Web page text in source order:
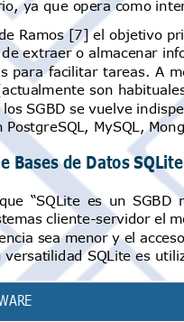
ya que opera como
Ramos [7] el objetivo
extraer o almacenar
parafacilitar tareas. A
son
SGBD se vuelve
PostgreSQL, MySQL,
Bases de Datos SQ
“SQLite es un SGBD
cliente-servidor el
sea menor y el
versatilidad SQLite es
E